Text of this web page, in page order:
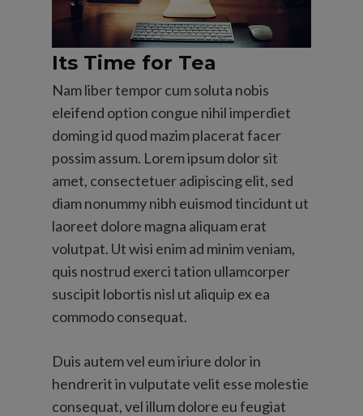
Its Time for Tea
Nam liber tempor cum soluta nobis
eleifend option congue nihil imperdiet
doming id quod mazim placerat facer
possim assum. Lorem ipsum dolor sit
amet, consectetuer adipiscing elit, sed
diam nonummy nibh euismod tincidunt ut
laoreet dolore magna aliquam erat
volutpat. Ut wisi enim ad minim veniam,
quis nostrud exerci tation ullamcorper
suscipit lobortis nisl ut aliquip ex ea
commodo consequat.
Duis autem vel eum iriure dolor in
hendrerit in vulputate velit esse molestie
consequat, vel illum dolore eu feugiat